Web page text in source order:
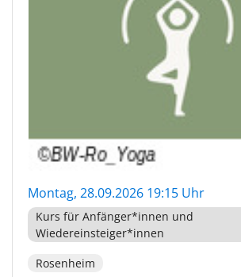
Montag, 28.09.2026 19:15 Uhr
Kurs für Anfänger*innen und
Wiedereinsteiger*innen
Rosenheim